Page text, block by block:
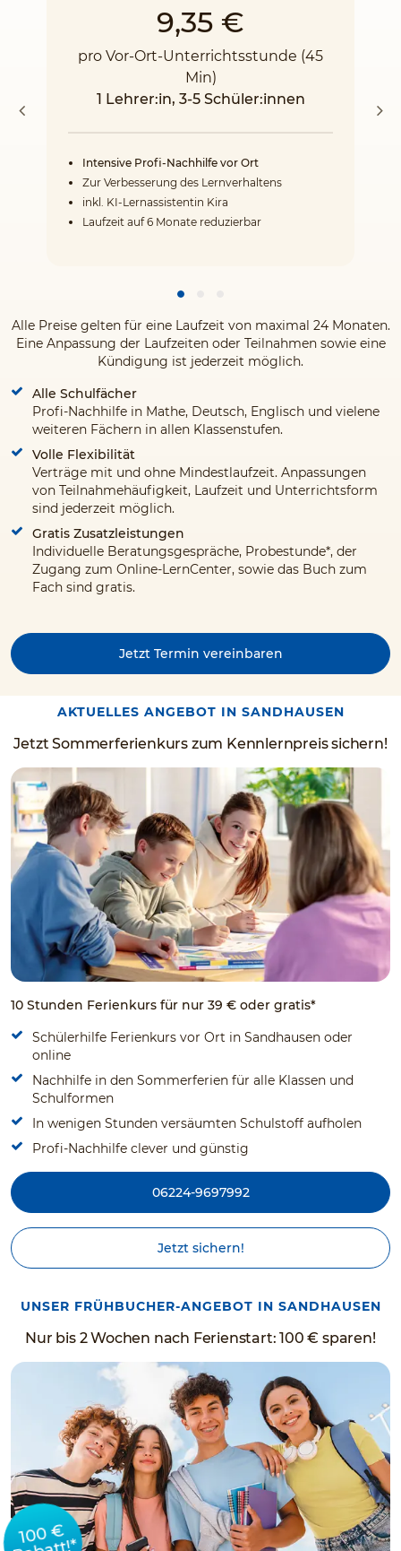
9,35 €
pro Vor-Ort-Unterrichtsstunde (45
Min)
1 Lehrer:in, 3-5 Schüler:innen
Intensive Profi-Nachhilfe vor Ort
Zur Verbesserung des Lernverhaltens
inkl. KI-Lernassistentin Kira
Laufzeit auf 6 Monate reduzierbar
Alle Preise gelten für eine Laufzeit von maximal 24 Monaten.
Eine Anpassung der Laufzeiten oder Teilnahmen sowie eine
Kündigung ist jederzeit möglich.
Alle Schulfächer
Profi-Nachhilfe in Mathe, Deutsch, Englisch und vielene
weiteren Fächern in allen Klassenstufen.
Volle Flexibilität
Verträge mit und ohne Mindestlaufzeit. Anpassungen
von Teilnahmehäufigkeit, Laufzeit und Unterrichtsform
sind jederzeit möglich.
Gratis Zusatzleistungen
Individuelle Beratungsgespräche, Probestunde*, der
Zugang zum Online-LernCenter, sowie das Buch zum
Fach sind gratis.
Jetzt Termin vereinbaren
AKTUELLES ANGEBOT IN SANDHAUSEN
Jetzt Sommerferienkurs zum Kennlernpreis sichern!
10 Stunden Ferienkurs für nur 39 € oder gratis*
Schülerhilfe Ferienkurs vor Ort in Sandhausen oder
online
Nachhilfe in den Sommerferien für alle Klassen und
Schulformen
In wenigen Stunden versäumten Schulstoff aufholen
Profi-Nachhilfe clever und günstig
06224-9697992
Jetzt sichern!
UNSER FRÜHBUCHER-ANGEBOT IN SANDHAUSEN
Nur bis 2 Wochen nach Ferienstart: 100 € sparen!
100 €